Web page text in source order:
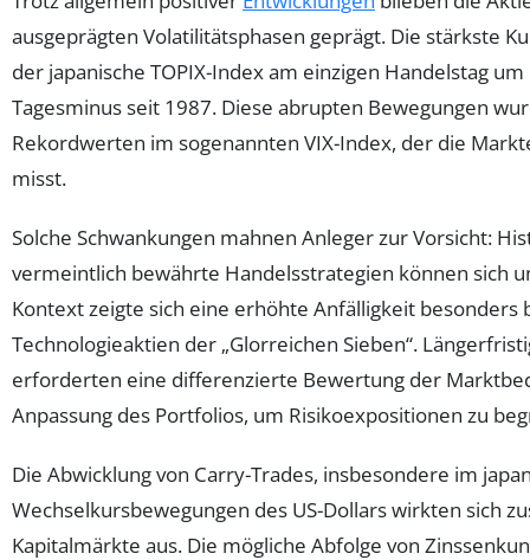
ausgeprägten Volatilitätsphasen geprägt. Die stärkste
der japanische TOPIX-Index am einzigen Handelstag
Tagesminus seit 1987. Diese abrupten Bewegungen
Rekordwerten im sogenannten VIX-Index, der die
misst.
Solche Schwankungen mahnen Anleger zur Vorsicht:
vermeintlich bewährte Handelsstrategien können sich
Kontext zeigte sich eine erhöhte Anfälligkeit besonders
Technologieaktien der „Glorreichen Sieben“.
erforderten eine differenzierte Bewertung der
Anpassung des Portfolios, um Risikoexpositionen zu
Die Abwicklung von Carry-Trades, insbesondere im
Wechselkursbewegungen des US-Dollars wirkten sich
Kapitalmärkte aus. Die mögliche Abfolge von